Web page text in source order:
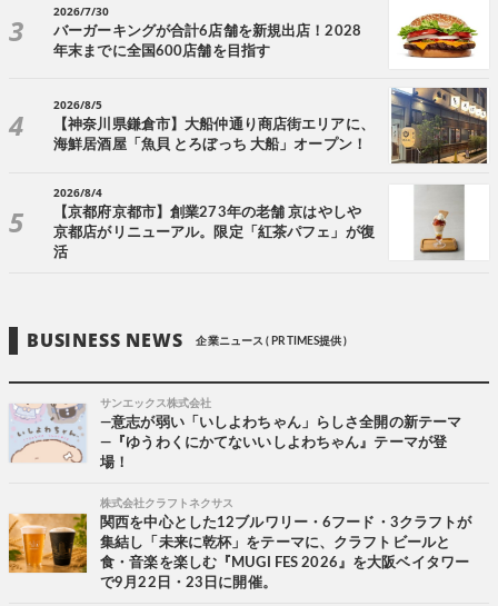
2026/7/30
バーガーキングが合計6店舗を新規出店！2028
年末までに全国600店舗を目指す
2026/8/5
【神奈川県鎌倉市】大船仲通り商店街エリアに、
海鮮居酒屋「魚貝 とろぼっち 大船」オープン！
2026/8/4
【京都府京都市】創業273年の老舗 京はやしや
京都店がリニューアル。限定「紅茶パフェ」が復
活
BUSINESS NEWS 企業ニュース ( PR TIMES提供 )
サンエックス株式会社
―意志が弱い「いしよわちゃん」らしさ全開の新テーマ
―『ゆうわくにかてないいしよわちゃん』テーマが登
場！
株式会社クラフトネクサス
関西を中心とした12ブルワリー・6フード・3クラフトが
集結し「未来に乾杯」をテーマに、クラフトビールと
食・音楽を楽しむ『MUGI FES 2026』を大阪ベイタワー
で9月22日・23日に開催。